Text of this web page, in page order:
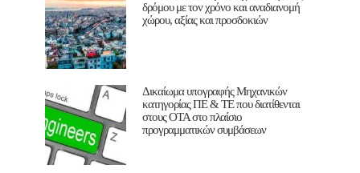
δρόμου με τον χρόνο και αναδιανομή
χώρου, αξίας και προσδοκιών
Δικαίωμα υπογραφής Μηχανικών
κατηγορίας ΠΕ & ΤΕ που διατίθενται
στους ΟΤΑ στο πλαίσιο
προγραμματικών συμβάσεων